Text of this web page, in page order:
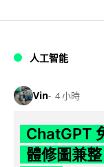
人工智能
Vin 4 小時
ChatGPT
體修圖兼